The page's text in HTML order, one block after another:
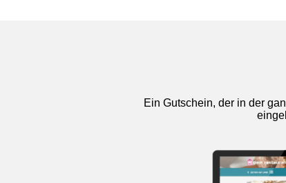
Ein Gutschein, der in der